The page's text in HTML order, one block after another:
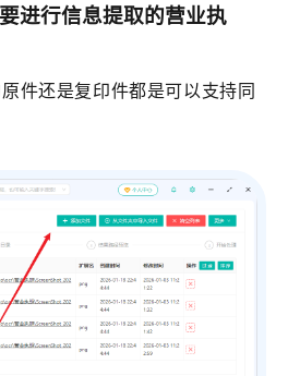
进行信息提取的营业执
件还是复印件都是可以支持同